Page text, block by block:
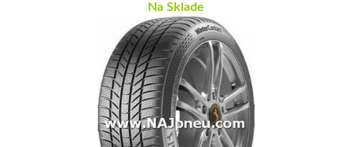
Na Sklade